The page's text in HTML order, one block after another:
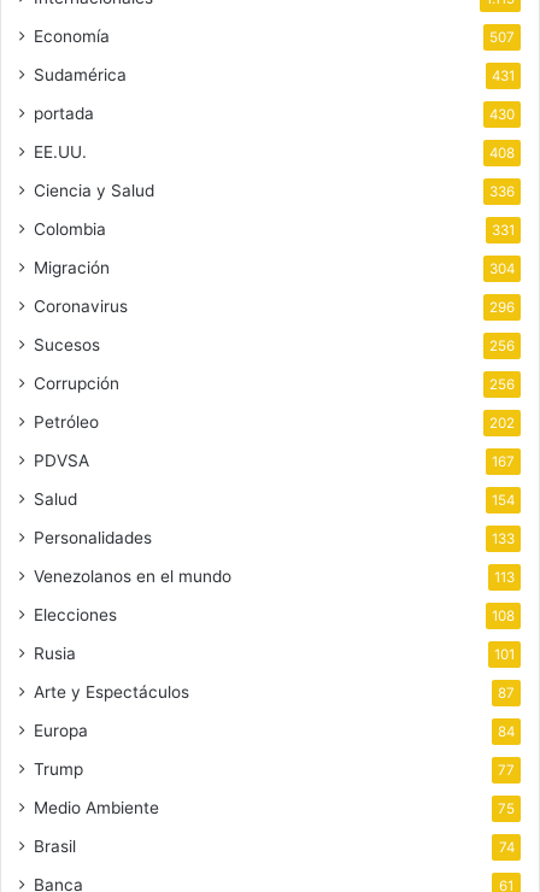
Economía 507
Sudamérica 431
portada 430
EE.UU. 408
Ciencia y Salud 336
Colombia 331
Migración 304
Coronavirus 296
Sucesos 256
Corrupción 256
Petróleo 202
PDVSA 167
Salud 154
Personalidades 133
Venezolanos en el mundo 113
Elecciones 108
Rusia 101
Arte y Espectáculos 87
Europa 84
Trump 77
Medio Ambiente 75
Brasil 74
Banca 61